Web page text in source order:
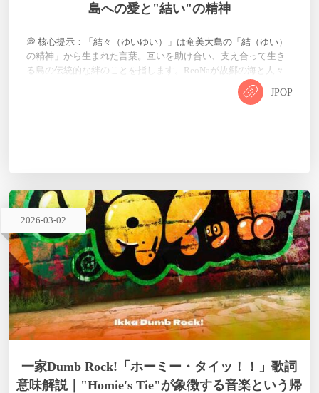
島への愛と"結い"の精神
JPOP
💭 核心提示：「結々（ゆいゆい）」は奄美大島の「結（ゆい）
の精神」から生まれた言葉。互いを助け合い、支え合って生き
る島の伝統的な絆のことを指します。ReoNaが故郷の海と人々
へ捧げた、涙なしでは聴けない感動の一曲です。 🎵 歌曲紹介 📝
歌詞 🔍 歌詞意味 傷ついても固くならない心の理由 「よーりよ
2026-03-02
一家Dumb Rock!「ホーミー・タイッ！！」歌詞
意味解説｜"Homie's Tie"が象徴する音楽という帰